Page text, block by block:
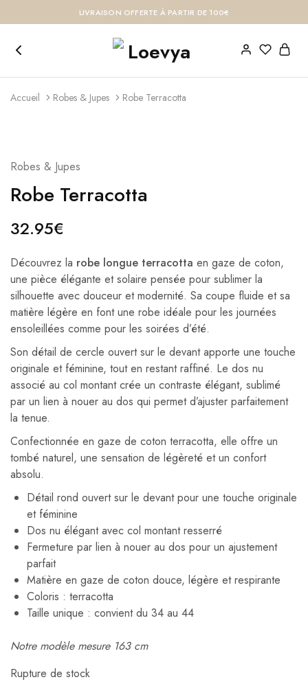
LIVRAISON OFFERTE À PARTIR DE 100€
Accueil Robes & Jupes Robe Terracotta
Robes & Jupes
Robe Terracotta
32.95€
Découvrez la robe longue terracotta en gaze de coton,
une pièce élégante et solaire pensée pour sublimer la
silhouette avec douceur et modernité. Sa coupe fluide et sa
matière légère en font une robe idéale pour les journées
ensoleillées comme pour les soirées d’été.
Son détail de cercle ouvert sur le devant apporte une touche
originale et féminine, tout en restant raffiné. Le dos nu
associé au col montant crée un contraste élégant, sublimé
par un lien à nouer au dos qui permet d’ajuster parfaitement
la tenue.
Confectionnée en gaze de coton terracotta, elle offre un
tombé naturel, une sensation de légèreté et un confort
absolu.
Détail rond ouvert sur le devant pour une touche originale
et féminine
Dos nu élégant avec col montant resserré
Fermeture par lien à nouer au dos pour un ajustement
parfait
Matière en gaze de coton douce, légère et respirante
Coloris : terracotta
Taille unique : convient du 34 au 44
Notre modèle mesure 163 cm
Rupture de stock